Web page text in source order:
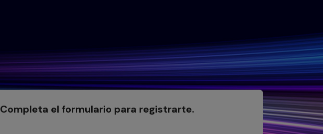
Completa el formulario para registrarte.